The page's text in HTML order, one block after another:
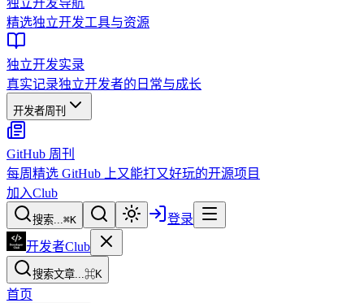
独立开发导航
精选独立开发工具与资源
独立开发实录
真实记录独立开发者的日常与成长
开发者周刊
GitHub 周刊
每周精选 GitHub 上又能打又好玩的开源项目
加入Club
搜索...⌘K
登录
开发者Club
搜索文章...⌘K
首页